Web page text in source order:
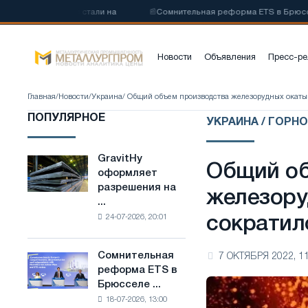
стали на Сомнительная реформа ETS в Брюсселе
Новости Объявления Пресс-
Главная/ Новости/Украина/ Общий объем производства железорудных
ПОПУЛЯРНОЕ
GravitHy
оформляет
разрешения
строительство
производству
низкоуглеродистой
GravitHy
оформляет
разрешения на
...
24-07-2026, 20:01
Сомнительная
реформа
ETS
Сомнительная
реформа ETS в
Брюсселе ...
18-07-2026, 13:00
УКРАИНА /
Общий
7 ОКТЯБРЯ 2022,